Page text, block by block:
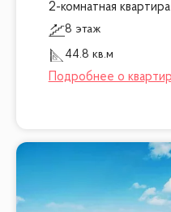
2-комнатная квартира
8 этаж
44.8 кв.м